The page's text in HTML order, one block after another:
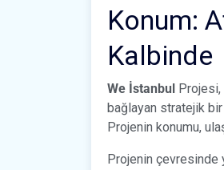
Konum:
Kalbinde
We İstanbul Projesi,
bağlayan stratejik
Projenin konumu,
Projenin çevresinde